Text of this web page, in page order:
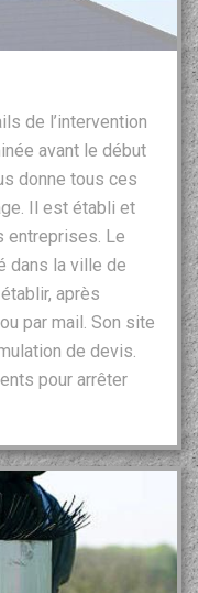
de l’intervention
avant le début
donne tous ces
Il est établi et
entreprises. Le
dans la ville de
après
par mail. Son site
de devis.
pour arrêter